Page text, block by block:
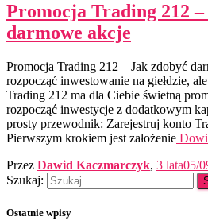
Promocja Trading 212
darmowe akcje
Promocja Trading 212 – Jak zdobyć
rozpocząć inwestowanie na giełdzie,
Trading 212 ma dla Ciebie świetną
rozpocząć inwestycje z dodatkowym
prosty przewodnik: Zarejestruj konto
Pierwszym krokiem jest założenie
Przez Dawid Kaczmarczyk, 3 lata05/
Szukaj:
Ostatnie wpisy